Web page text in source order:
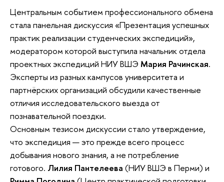
Центральным событием профессионального обмена
стала панельная дискуссия «Презентация успешных
практик реализации студенческих экспедиций»,
модератором которой выступила начальник отдела
проектных экспедиций НИУ ВШЭ Мария Рачинская.
Эксперты из разных кампусов университета и
партнёрских организаций обсудили качественные
отличия исследовательского выезда от
познавательной поездки.
Основным тезисом дискуссии стало утверждение,
что экспедиция — это прежде всего процесс
добывания нового знания, а не потребление
готового. Лилия Пантелеева (НИУ ВШЭ в Перми) и